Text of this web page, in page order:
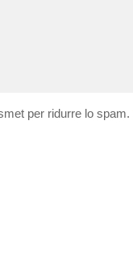
per ridurre lo spam.